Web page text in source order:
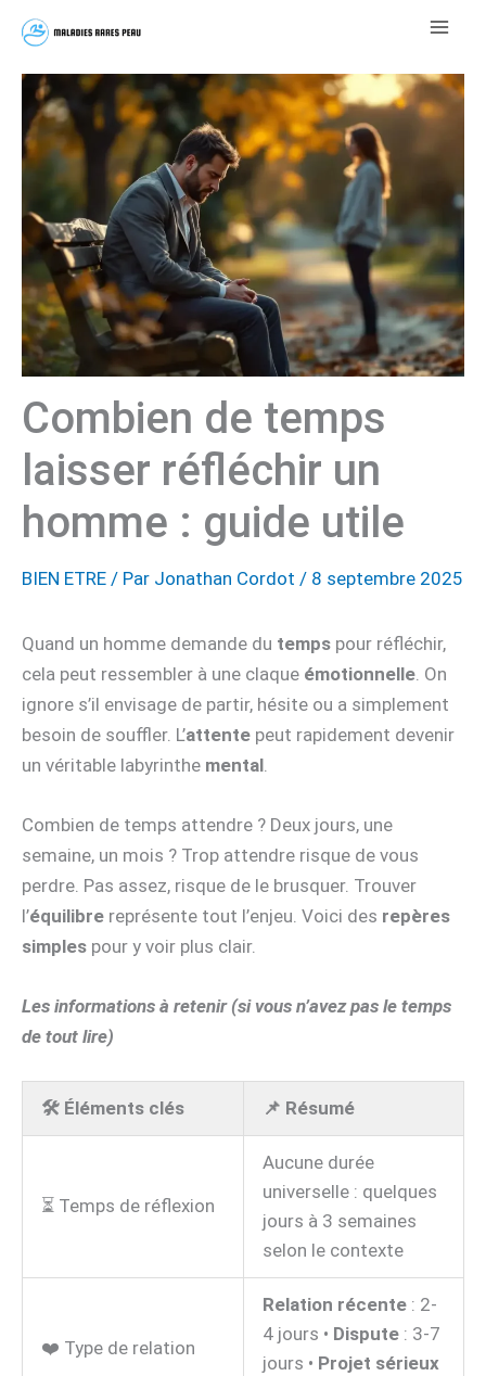
Aller
contenu
Combien de temps
laisser réfléchir un
homme : guide utile
BIEN ETRE / Par Jonathan Cordot / 8 septembre 2025
Quand un homme demande du temps pour réfléchir,
cela peut ressembler à une claque émotionnelle . On
ignore s’il envisage de partir, hésite ou a simplement
besoin de souffler. L’attente peut rapidement devenir
un véritable labyrinthe mental
Combien de temps attendre ? Deux jours, une
semaine, un mois ? Trop attendre risque de vous
perdre. Pas assez, risque de le brusquer. Trouver
l’équilibre représente tout l’enjeu. Voici des repères
simples pour y voir plus clair.
Les informations à retenir (si vous n’avez pas le temps
de tout lire)
🛠️ Éléments clés 📌 Résumé
⏳ Temps de réflexion
Aucune durée
universelle : quelques
jours à 3 semaines
selon le contexte
❤️ Type de relation
Relation récente : 2-
4 jours • Dispute : 3-7
jours • Projet sérieux